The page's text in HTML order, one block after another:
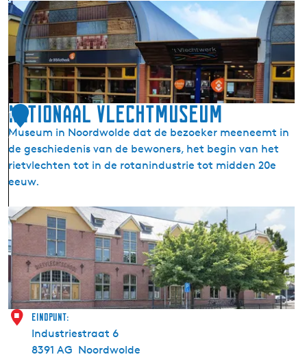
t
V
o
g
e
l
k
h
u
t
p
o
k
p
l
a
s
T
o
u
r
i
s
t
I
n
f
o
N
o
o
r
d
o
l
d
1
6
Nationaal Vlechtmuseum
Museum in Noordwolde dat de bezoeker meeneemt in
de geschiedenis van de bewoners, het begin van het
rietvlechten tot in de rotanindustrie tot midden 20e
eeuw.
N
t
o
n
a
Eindpunt:
Industriestraat 6
8391 AG Noordwolde